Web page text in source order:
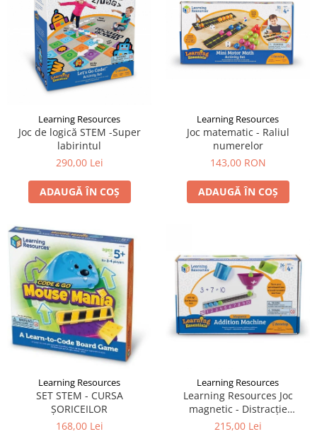
LEGO Art
LEGO Creator Expert
LEGO Architecture
LEGO Ideas
Learning Resources
Joc de logică STEM -Super
labirintul
290,00 Lei
ADAUGĂ ÎN COȘ
Learning Resources
Joc matematic - Raliul
numerelor
143,00 RON
ADAUGĂ ÎN COȘ
Learning Resources
SET STEM - CURSA
ȘORICEILOR
168,00 Lei
Learning Resources
Learning Resources Joc
magnetic - Distracție
matematică
215,00 Lei